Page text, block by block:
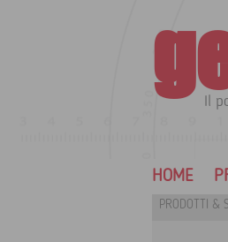
Il
HOME
PRODOTTI &